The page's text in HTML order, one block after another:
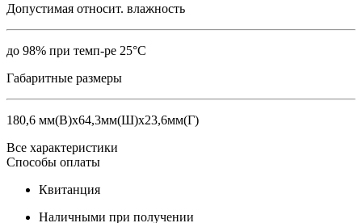
Допустимая относит. влажность
до 98% при темп-ре 25°C
Габаритные размеры
180,6 мм(В)х64,3мм(Ш)х23,6мм(Г)
Все характеристики
Способы оплаты
Квитанция
Наличными при получении